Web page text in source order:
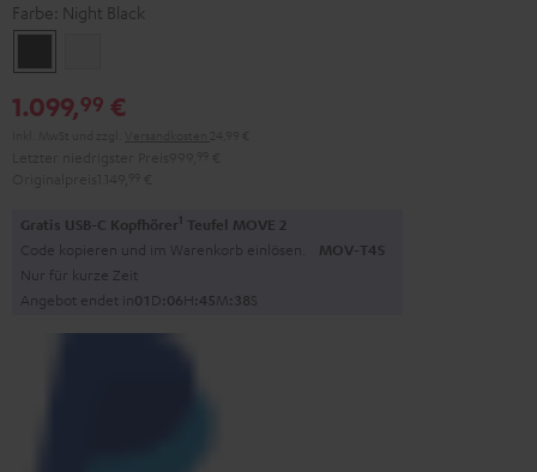
Farbe: Night Black
Black
1.099,99 €
Gratis USB-C Kopfhörer1 Teufel MOVE 2
Code kopieren und im Warenkorb einlösen. MOV-T4S
Nur für kurze Zeit
Angebot endet in01D:06H:45M: 37S